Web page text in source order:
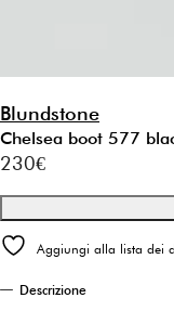
Blundstone
Chelsea boot 577
230€
Aggiungi alla lista dei
Descrizione